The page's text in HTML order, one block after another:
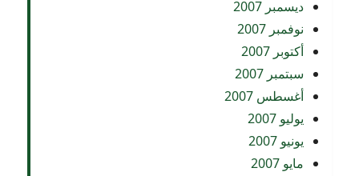
ديسمبر 2007
نوفمبر 2007
أكتوبر 2007
سبتمبر 2007
أغسطس 2007
يوليو 2007
يونيو 2007
مايو 2007